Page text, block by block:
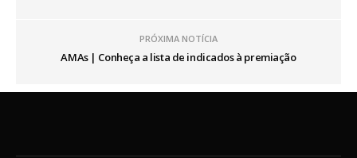
PRÓXIMA NOTÍCIA
AMAs | Conheça a lista de indicados à premiação